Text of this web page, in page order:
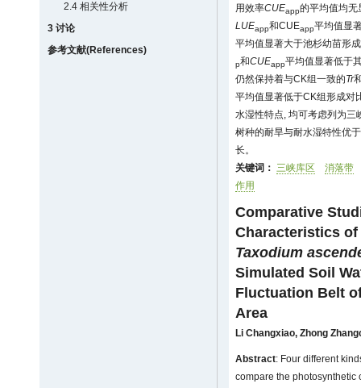
2.4 相关性分析
3 讨论
参考文献(References)
用效率CUEapp的平均值均无
LUEapp和CUEapp平均值显
平均值显著大于池杉幼苗形
p和CUEapp平均值显著低于
仍然保持着与CK组一致的Tr
平均值显著低于CK组形成对
水湿性特点, 均可考虑列为三
树种的耐旱与耐水湿特性优
长。
关键词： 三峡库区
消落带
作用
Comparative
Characteristics of
Taxodium
Simulated Soil
Fluctuation Belt
Area
Li Changxiao, Zhong
Abstract: Four different
compare the photosynthetic